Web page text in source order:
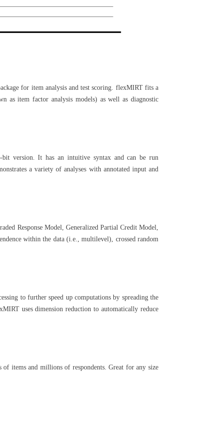
for item analysis and test scoring. flexMIRT fits a
as item factor analysis models) as well as diagnostic
version. It has an intuitive syntax and can be run
a variety of analyses with annotated input and
Response Model, Generalized Partial Credit Model,
within the data (i.e., multilevel), crossed random
to further speed up computations by spreading the
uses dimension reduction to automatically reduce
items and millions of respondents. Great for any size